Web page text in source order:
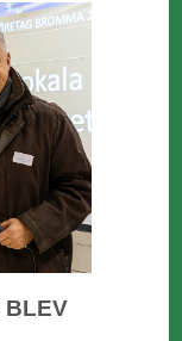
BLEV